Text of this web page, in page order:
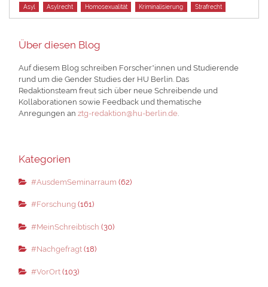
Tags
Asyl Asylrecht Homosexualität Kriminalisierung Strafrecht
Über diesen Blog
Auf diesem Blog schreiben Forscher*innen und Studierende
rund um die Gender Studies der HU Berlin. Das
Redaktionsteam freut sich über neue Schreibende und
Kollaborationen sowie Feedback und thematische
Anregungen anztg-redaktion@hu-berlin.de
Kategorien
#AusdemSeminarraum (62)
#Forschung (161)
#MeinSchreibtisch (30)
#Nachgefragt(18)
#VorOrt(103)